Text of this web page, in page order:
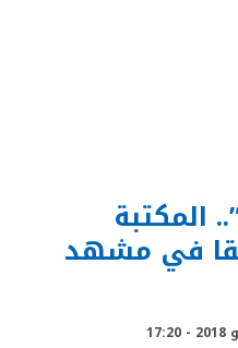
المكتبة
في مشهد